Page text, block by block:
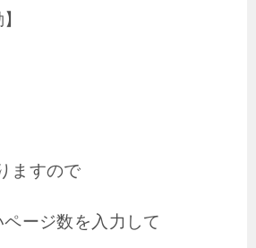
ますので
ージ数を入力して